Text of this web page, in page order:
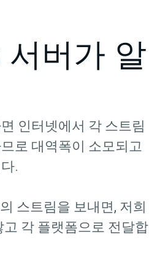
버가 알
인터넷에서 각 스트림
로 대역폭이 소모되고
.
스트림을 보내면, 저희
각 플랫폼으로 전달합